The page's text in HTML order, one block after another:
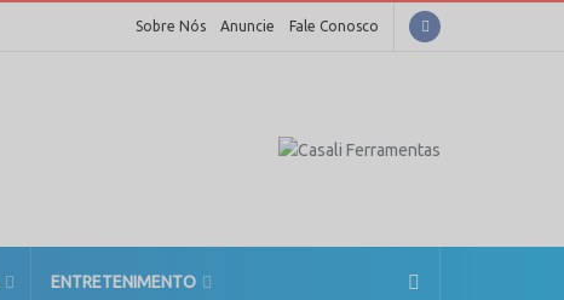
Sobre Nós Anuncie Fale Conosco
ENTRETENIMENTO